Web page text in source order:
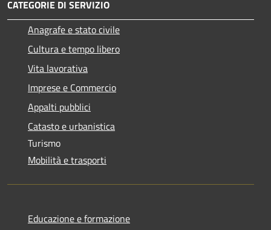
CATEGORIE DI SERVIZIO
Anagrafe e stato civile
Cultura e tempo libero
Vita lavorativa
Imprese e Commercio
Appalti pubblici
Catasto e urbanistica
Turismo
Mobilità e trasporti
Educazione e formazione